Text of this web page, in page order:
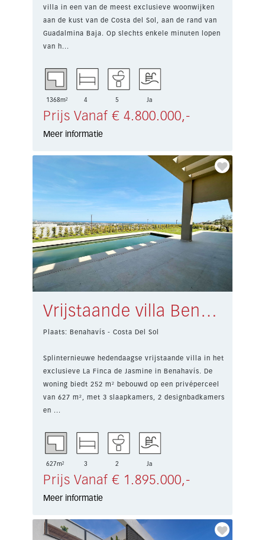
villa in een van de meest exclusieve woonwijken
aan de kust van de Costa del Sol, aan de rand van
Guadalmina Baja. Op slechts enkele minuten lopen
van h...
1368m² 4 5 Ja
Prijs Vanaf € 4.800.000,-
Meer informatie
Vrijstaande villa Benahavís € 1.895.000,-
Plaats: Benahavís - Costa Del Sol
Splinternieuwe hedendaagse vrijstaande villa in het
exclusieve La Finca de Jasmine in Benahavís. De
woning biedt 252 m² bebouwd op een privéperceel
van 627 m², met 3 slaapkamers, 2 designbadkamers
en ...
627m² 3 2 Ja
Prijs Vanaf € 1.895.000,-
Meer informatie